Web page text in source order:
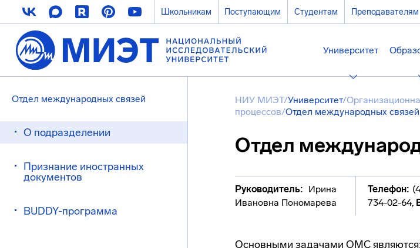
Школьникам Поступающим Студентам Преподавателям
Университет
Отдел международных связей
О подразделении
Признание иностранных
документов
BUDDY-программа
НИУ МИЭТ/Университет/
процессов/Отдел международных
Отдел
Руководитель: Ирина
Ивановна Пономарева
Телефон:
734-02-64,
Основными задачами ОМС